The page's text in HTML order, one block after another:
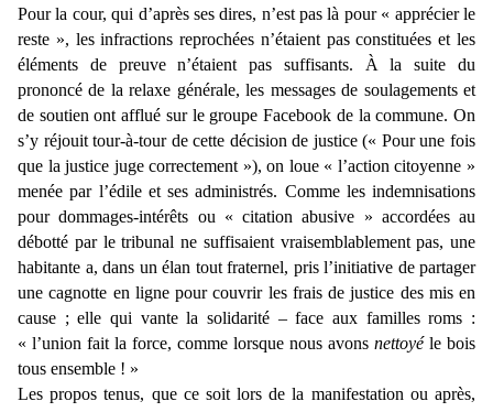
Pour la cour, qui d’après ses dires, n’est pas là pour « apprécier le
reste », les infractions reprochées n’étaient pas constituées et les
éléments de preuve n’étaient pas suffisants. À la suite du
prononcé de la relaxe générale, les messages de soulagements et
de soutien ont afflué sur le groupe Facebook de la commune. On
s’y réjouit tour-à-tour de cette décision de justice (« Pour une fois
que la justice juge correctement »), on loue « l’action citoyenne »
menée par l’édile et ses administrés. Comme les indemnisations
pour dommages-intérêts ou « citation abusive » accordées au
débotté par le tribunal ne suffisaient vraisemblablement pas, une
habitante a, dans un élan tout fraternel, pris l’initiative de partager
une cagnotte en ligne pour couvrir les frais de justice des mis en
cause ; elle qui vante la solidarité – face aux familles roms :
« l’union fait la force, comme lorsque nous avons nettoyéle bois
tous ensemble ! »
Les propos tenus, que ce soit lors de la manifestation ou après,